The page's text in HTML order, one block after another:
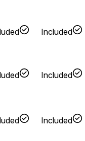
Included
Included
Included